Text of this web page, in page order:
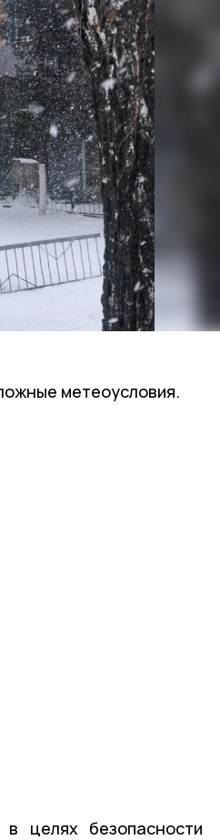
метеоусловия.
в целяхбезопасности